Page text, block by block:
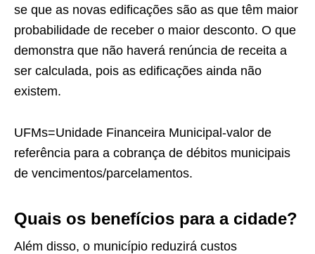
se que as novas edificações são as que têm maior
probabilidade de receber o maior desconto. O que
demonstra que não haverá renúncia de receita a
ser calculada, pois as edificações ainda não
existem.
UFMs=Unidade Financeira Municipal-valor de
referência para a cobrança de débitos municipais
de vencimentos/parcelamentos.
Quais os benefícios para a cidade?
Além disso, o município reduzirá custos